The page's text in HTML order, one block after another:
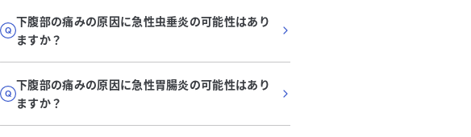
下腹部の痛みの原因に急性虫垂炎の可能性はあり
ますか？
下腹部の痛みの原因に急性胃腸炎の可能性はあり
ますか？